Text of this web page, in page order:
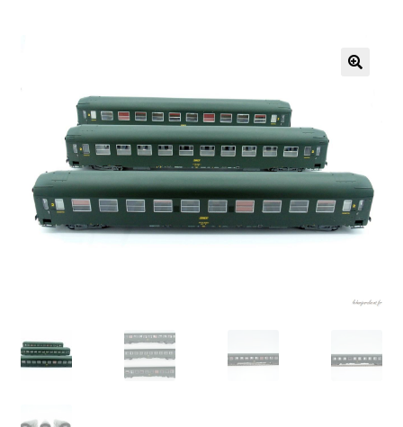
Echelle N
Glossaire
Évènements à venir